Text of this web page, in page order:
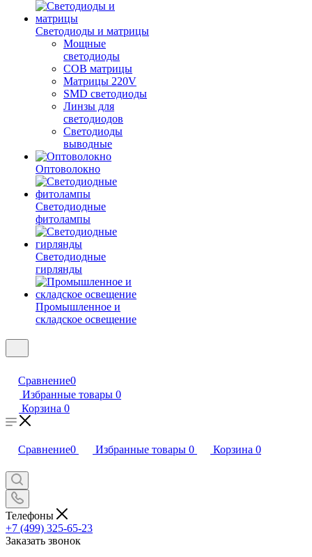
Светодиоды и матрицы
Мощные
светодиоды
COB матрицы
Матрицы 220V
SMD светодиоды
Линзы для
светодиодов
Светодиоды
выводные
Оптоволокно
Светодиодные
фитолампы
Светодиодные
гирлянды
Промышленное и
складское освещение
Сравнение0
Избранные товары 0
Корзина 0
Сравнение0 Избранные товары 0 Корзина 0
Телефоны
+7 (499) 325-65-23
Заказать звонок